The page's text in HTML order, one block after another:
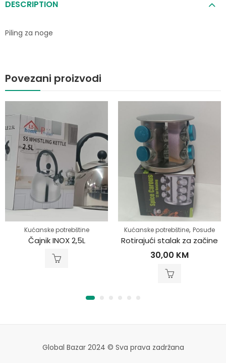
DESCRIPTION
Piling za noge
Povezani proizvodi
Kućanske potrebštine
Čajnik INOX 2,5L
Kućanske potrebštine, Posuđe
Rotirajući stalak za začine
30,00 KM
Global Bazar 2024 © Sva prava zadržana